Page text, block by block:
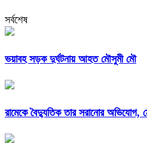
সর্বশেষ
ভয়াবহ সড়ক দুর্ঘটনায় আহত মৌসুমী মৌ
রামেকে বৈদ্যুতিক তার সরানোর অভিযোগ,